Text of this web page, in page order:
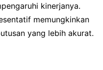
kinerjanya.
memungkinkan
yang lebih akurat.